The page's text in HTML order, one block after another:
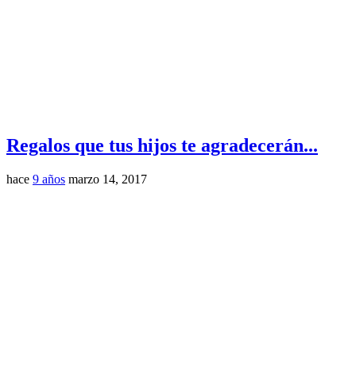
Regalos que tus hijos te agradecerán...
hace 9 años marzo 14, 2017